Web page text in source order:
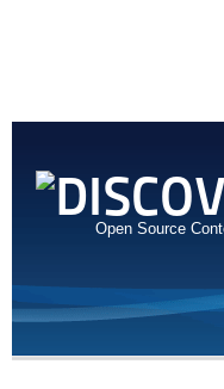
Open Source